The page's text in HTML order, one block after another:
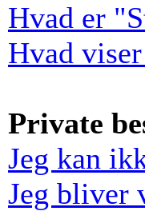
Hvad er
Hvad
Private
Jeg kan
Jeg bliver